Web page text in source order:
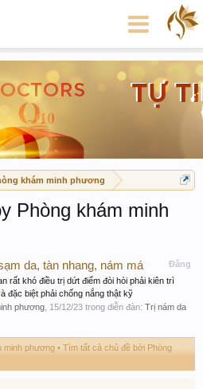
khám minh phương
Phòng khám minh
Đăng
da, tàn nhang, nám má
rất khó điều trị dứt điểm đòi hòi phải kiên trì
đặc biệt phải chống nắng thật kỹ
phương 15/12/23 trong diễn đàn: Trị nám da
minh phương
Tìm tất cả chủ đề bởi Phòng